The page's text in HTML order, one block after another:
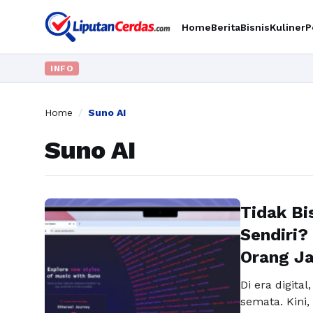
HomeBeritaBisnisKuliner
INFO
Home / Suno AI
Suno AI
Tidak
Sendiri?
Orang
Di era
semata.